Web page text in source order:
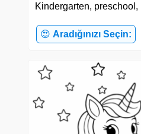
Kindergarten,
😍 Aradığınızı Seçin: